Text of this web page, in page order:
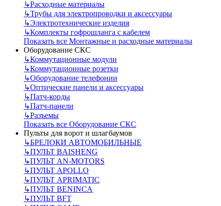
↳Расходные материалы
↳Трубы для электропроводки и аксессуары
↳Электротехнические изделия
↳Комплекты гофрошланга с кабелем
Показать все Монтажные и расходные материалы
Оборудование СКС
↳Коммутационные модули
↳Коммутационные розетки
↳Оборудование телефонии
↳Оптические панели и аксессуары
↳Патч-корды
↳Патч-панели
↳Разъемы
Показать все Оборудование СКС
Пульты для ворот и шлагбаумов
↳БРЕЛОКИ АВТОМОБИЛЬНЫЕ
↳ПУЛЬТ BAISHENG
↳ПУЛЬТ AN-MOTORS
↳ПУЛЬТ APOLLO
↳ПУЛЬТ APRIMATIC
↳ПУЛЬТ BENINCA
↳ПУЛЬТ BFT